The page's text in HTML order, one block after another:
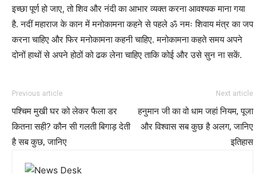
इच्छा पूर्ण हो जाए, तो शिव और नंदी का आभार व्यक्त करना आवश्यक माना गया
है. नदीं महाराज के कान में मनोकामना कहने से पहले ॐ नमः शिवाय मंत्र का जप
करना चाहिए और फिर मनोकामना कहनी चाहिए. मनोकामना कहते समय अपने
दोनों हाथों से अपने होठों को ढक लेना चाहिए ताकि कोई और उसे सुन ना सकें.
Previous article
पश्चिम मुखी घर को लेकर फैला डर
कितना सही? कौन सी गलती बिगाड़ देती
है सब कुछ, जानिए
Next article
हनुमान जी का वो धाम जहां नियम, पूजा
और विश्वास सब कुछ है अलग, जानिए
इतिहास